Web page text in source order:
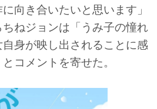
向き合いたいと思います」
ねジョンは「うみ子の憧れ
身が映し出されることに感
コメントを寄せた。